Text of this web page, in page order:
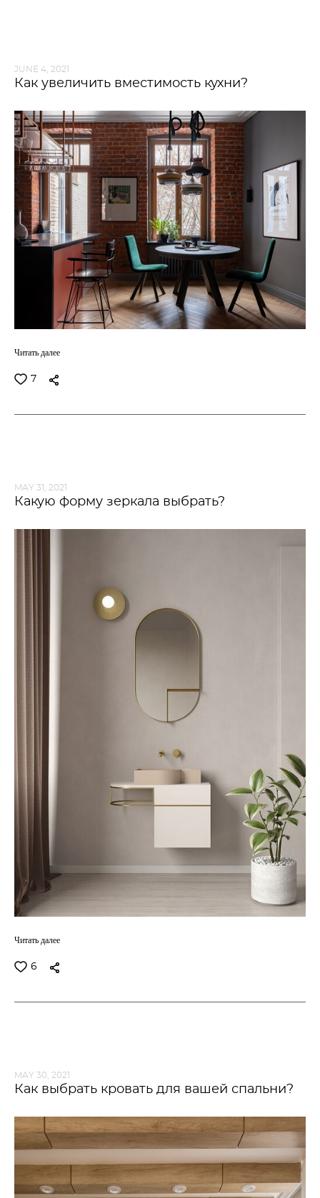
Как увеличить вместимость кухни?
JUNE 4, 2021
Читать далее
7
Какую форму зеркала выбрать?
MAY 31, 2021
Читать далее
6
Как выбрать кровать для вашей спальни?
MAY 30, 2021